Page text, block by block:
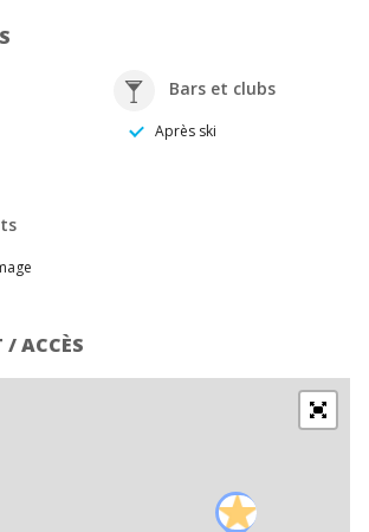
Bars et clubs
Après ski
/ ACCÈS